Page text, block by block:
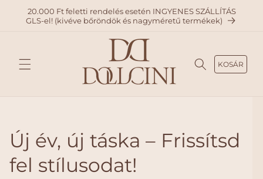
TARTAL
OMHO
20.000 Ft feletti rendelés esetén INGYENES SZÁLLÍTÁS
GLS-el! (kivéve bőröndök és nagyméretű termékek)
KOSÁR
Új év, új táska – Frissítsd
fel stílusodat!